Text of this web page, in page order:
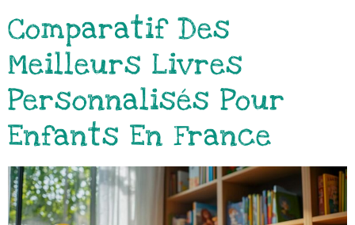
Comparatif Des
Meilleurs Livres
Personnalisés Pour
Enfants En France